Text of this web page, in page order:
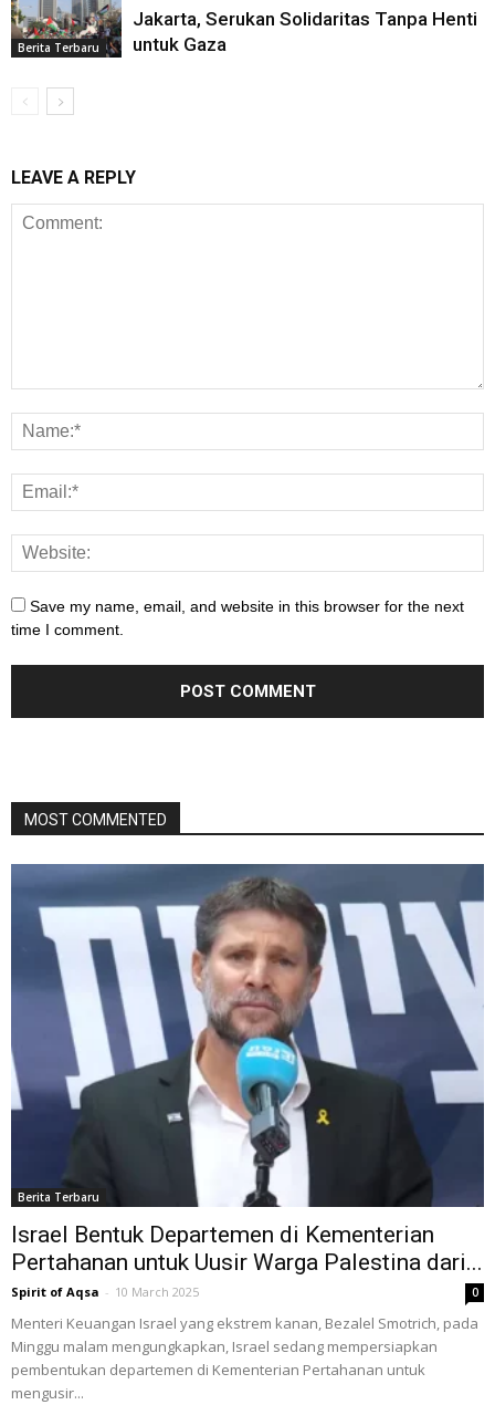
Berita Terbaru
Jakarta, Serukan Solidaritas Tanpa Henti
untuk Gaza
LEAVE A REPLY
Save my name, email, and website in this browser for the next
time I comment.
MOST COMMENTED
Berita Terbaru
Israel Bentuk Departemen di Kementerian
Pertahanan untuk Uusir Warga Palestina dari...
Spirit of Aqsa - 10 March 2025 0
Menteri Keuangan Israel yang ekstrem kanan, Bezalel Smotrich, pada
Minggu malam mengungkapkan, Israel sedang mempersiapkan
pembentukan departemen di Kementerian Pertahanan untuk
mengusir...